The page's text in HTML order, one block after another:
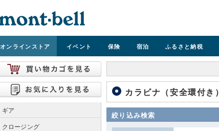
オンラインストア イベント 保険 宿泊 ふるさと納税
カラビナ（安全環付き）
絞り込み検索
ギア
クロージング